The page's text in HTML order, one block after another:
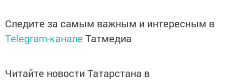
Следите за самым важным и интересным в
Telegram-канале Татмедиа
Читайте новости Татарстана в